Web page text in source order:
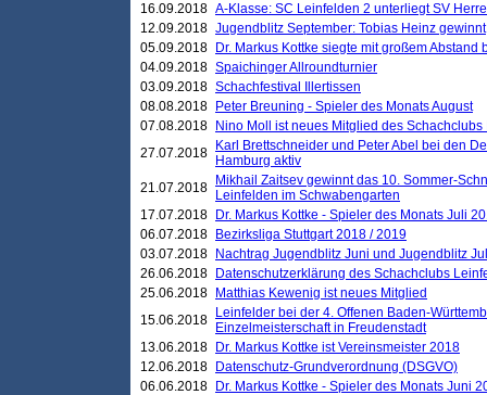
16.09.2018 A-Klasse: SC Leinfelden 2 unterliegt SV
12.09.2018 Jugendblitz September: Tobias Heinz gewinnt
05.09.2018
Dr. Markus Kottke siegte mit großem
04.09.2018 Spaichinger Allroundturnier
03.09.2018 Schachfestival Illertissen
08.08.2018
Peter Breuning - Spieler des Monats August
07.08.2018
Nino Moll ist neues Mitglied des
27.07.2018
Karl Brettschneider und Peter Abel bei den
Hamburg aktiv
21.07.2018
Mikhail Zaitsev gewinnt das 10. Sommer-
Leinfelden im Schwabengarten
17.07.2018
Dr. Markus Kottke - Spieler des Monats Juli
06.07.2018
Bezirksliga Stuttgart 2018 / 2019
03.07.2018
Nachtrag Jugendblitz Juni und Jugendblitz
26.06.2018
Datenschutzerklärung des Schachclubs
25.06.2018
Matthias Kewenig ist neues Mitglied
15.06.2018
Leinfelder bei der 4. Offenen Baden-
Einzelmeisterschaft in Freudenstadt
13.06.2018
Dr. Markus Kottke ist Vereinsmeister 2018
12.06.2018
Datenschutz-Grundverordnung (DSGVO)
06.06.2018
Dr. Markus Kottke - Spieler des Monats Juni